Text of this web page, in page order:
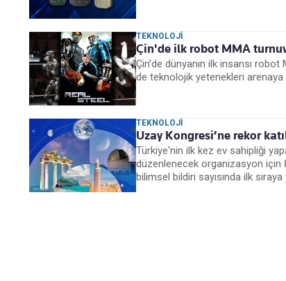
TEKNOLOJI
Çin'de ilk robot MMA
Çin’de dünyanın ilk insansı
de teknolojik yetenekleri arenaya
TEKNOLOJI
Uzay Kongresi’ne rekor
Türkiye'nin ilk kez ev sahipliği
düzenlenecek organizasyon için
bilimsel bildiri sayısında ilk